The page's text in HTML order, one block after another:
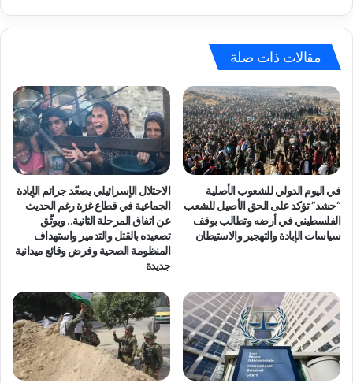
السفر
عبر
معبر
بيت
حانون
مقالات ذات صلة
في اليوم الدولي للشعوب الأصلية
“حشد” تؤكد على الحق الأصيل للشعب
الفلسطيني في أرضه وتطالب بوقف
سياسات الإبادة والتهجير والاستيطان
الاحتلال الإسرائيلي يصعّد جرائم الإبادة
الجماعية في قطاع غزة رغم الحديث
عن اتفاق المرحلة الثانية.. ويوثّق
تصعيده بالقتل والتدمير واستهداف
المنظومة الصحية وفرض وقائع ميدانية
جديدة